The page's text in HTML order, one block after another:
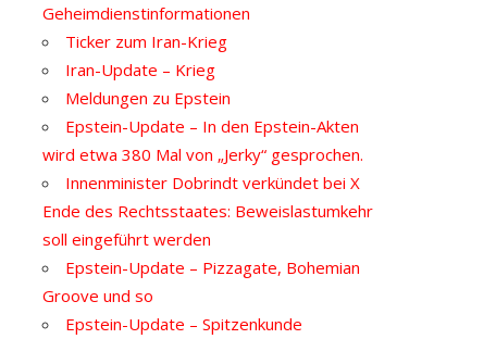
Geheimdienstinformationen
Ticker zum Iran-Krieg
Iran-Update – Krieg
Meldungen zu Epstein
Epstein-Update – In den Epstein-Akten
wird etwa 380 Mal von „Jerky“ gesprochen.
Innenminister Dobrindt verkündet bei X
Ende des Rechtsstaates: Beweislastumkehr
soll eingeführt werden
Epstein-Update – Pizzagate, Bohemian
Groove und so
Epstein-Update – Spitzenkunde